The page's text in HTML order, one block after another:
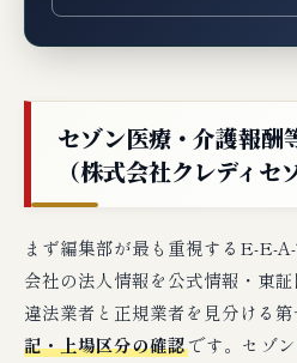
🆘 もしセゾン医療・
に落ちたら？次の一
セゾン医療・介護報
の次の一手
対象外の方への代替
セゾン医療・介護報酬
（株式会社クレディ
まず編集部が最も重視するE-E-
会社の法人情報を公式情報・東証
違法業者と正規業者を見分ける第
記・上場区分の確認です。セゾ